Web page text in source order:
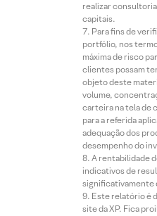
realizar
capitais.
Para fins de
portfólio, nos
máxima de risco
clientes possam
objeto deste
volume,
carteira na tela de
para a referida
adequação dos
desempenho do
A rentabilidade
indicativos de
significativamente
Este relatório é
site da XP. Fica